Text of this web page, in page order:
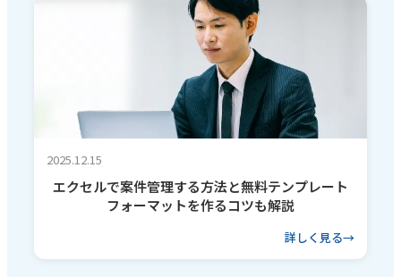
2025.12.15
エクセルで案件管理する方法と無料テンプレート
フォーマットを作るコツも解説
詳しく見る